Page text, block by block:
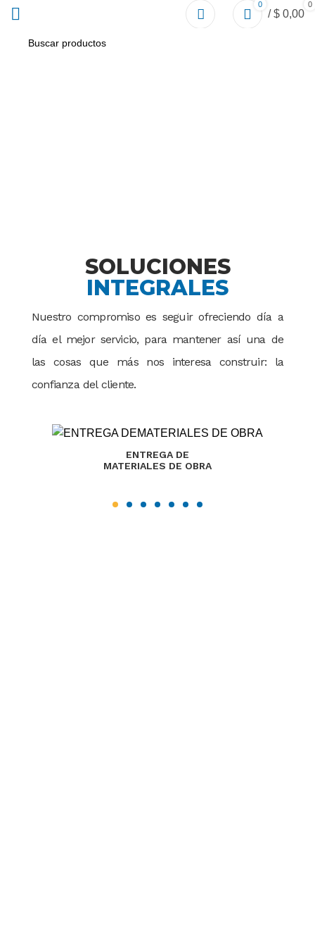
0 0
/ $ 0,00
SOLUCIONES
INTEGRALES
Nuestro compromiso es seguir ofreciendo día a
día el mejor servicio, para mantener así una de
las cosas que más nos interesa construir: la
confianza del cliente.
ENTREGA DE
MATERIALES DE OBRA